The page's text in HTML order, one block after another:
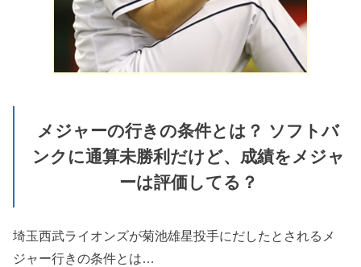
メジャーの行きの条件とは？ ソフトバ
ンクに通算未勝利だけど、成績をメジャ
ーは評価してる？
埼玉西武ライオンズが菊池雄星投手にだしたとされるメ
ジャー行きの条件とは…